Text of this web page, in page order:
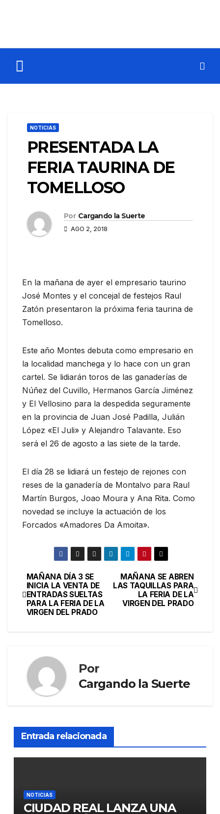
NOTICIAS
PRESENTADA LA
FERIA TAURINA DE
TOMELLOSO
Por Cargando la Suerte
AGO 2, 2018
En la mañana de ayer el empresario taurino
José Montes y el concejal de festejos Raul
Zatón presentaron la próxima feria taurina de
Tomelloso.
Este año Montes debuta como empresario en
la localidad manchega y lo hace con un gran
cartel. Se lidiarán toros de las ganaderías de
Núñez del Cuvillo, Hermanos García Jiménez
y El Vellosino para la despedida seguramente
en la provincia de Juan José Padilla, Julián
López «El Juli» y Alejandro Talavante. Eso
será el 26 de agosto a las siete de la tarde.
El día 28 se lidiará un festejo de rejones con
reses de la ganadería de Montalvo para Raul
Martín Burgos, Joao Moura y Ana Rita. Como
novedad se incluye la actuación de los
Forcados «Amadores Da Amoita».
MAÑANA SE ABREN
LAS TAQUILLAS PARA
LA FERIA DE LA
VIRGEN DEL PRADO
MAÑANA DÍA 3 SE
INICIA LA VENTA DE
ENTRADAS SUELTAS
PARA LA FERIA DE LA
VIRGEN DEL PRADO
Por
Cargando la Suerte
Entrada relacionada
NOTICIAS
CIUDAD REAL LANZA UNA